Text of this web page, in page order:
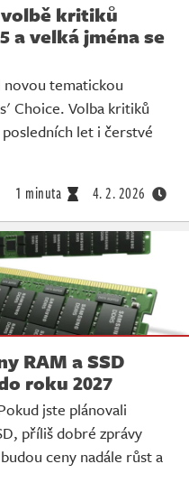
kritiků
a velká jména se
tematickou
Choice. Volba kritiků
let i čerstvé
1 minuta 4. 2. 2026
RAM a SSD
roku 2027
jste plánovali
příliš dobré zprávy
ceny nadále růst a